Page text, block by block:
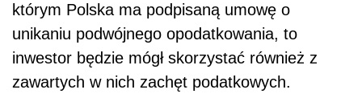
którym Polska ma podpisaną umowę o
unikaniu podwójnego opodatkowania, to
inwestor będzie mógł skorzystać również z
zawartych w nich zachęt podatkowych.